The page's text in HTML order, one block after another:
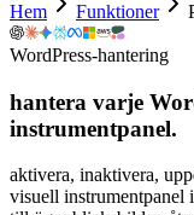
Hem Funktioner
WordPress-hantering
hantera varje
instrumentpanel.
aktivera, inaktivera,
visuell instrumentpanel